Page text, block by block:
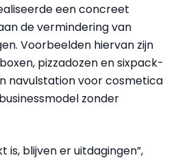
een concreet
de vermindering van
Voorbeelden hiervan zijn
pizzadozen en sixpack-
navulstation voor cosmetica
zonder
is, blijven er uitdagingen”,